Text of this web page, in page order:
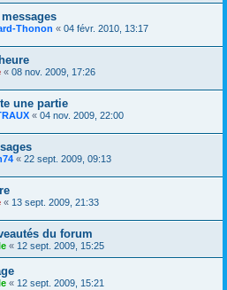
Thonon « 04 févr. 2010, 13:17
« 08 nov. 2009, 17:26
une partie
« 04 nov. 2009, 22:00
« 22 sept. 2009, 09:13
« 13 sept. 2009, 21:33
du forum
« 12 sept. 2009, 15:25
« 12 sept. 2009, 15:21